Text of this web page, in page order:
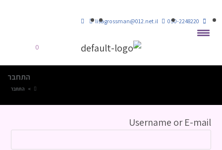
050-2248220
lisagrossman@012.net.il
0
התחבר
> התחבר
Username or E-mail